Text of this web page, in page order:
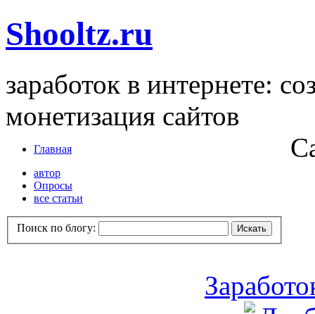
Shooltz.ru
заработок в интернете:
монетизация сайтов
Главная
автор
Опросы
все статьи
Поиск по блогу: